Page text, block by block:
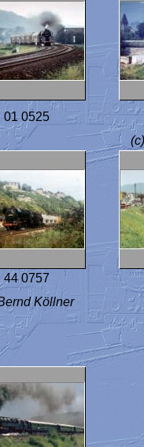
01 0525
44 0757
Köllner